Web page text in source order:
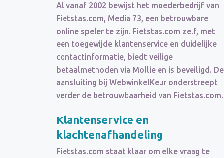
Al vanaf 2002 bewijst het moederbedrijf van
Fietstas.com, Media 73, een betrouwbare
online speler te zijn. Fietstas.com zelf, met
een toegewijde klantenservice en duidelijke
contactinformatie, biedt veilige
betaalmethoden via Mollie en is beveiligd. De
aansluiting bij WebwinkelKeur onderstreept
verder de betrouwbaarheid van Fietstas.com.
Klantenservice en
klachtenafhandeling
Fietstas.com staat klaar om elke vraag te